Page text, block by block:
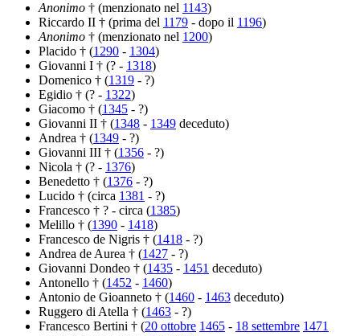
Anonimo † (menzionato nel 1143)
Riccardo II † (prima del 1179 - dopo il 1196)
Anonimo † (menzionato nel 1200)
Placido † (1290 - 1304)
Giovanni I † (? - 1318)
Domenico † (1319 - ?)
Egidio † (? - 1322)
Giacomo † (1345 - ?)
Giovanni II † (1348 - 1349 deceduto)
Andrea † (1349 - ?)
Giovanni III † (1356 - ?)
Nicola † (? - 1376)
Benedetto † (1376 - ?)
Lucido † (circa 1381 - ?)
Francesco † ? - circa (1385)
Melillo † (1390 - 1418)
Francesco de Nigris † (1418 - ?)
Andrea de Aurea † (1427 - ?)
Giovanni Dondeo † (1435 - 1451 deceduto)
Antonello † (1452 - 1460)
Antonio de Gioanneto † (1460 - 1463 deceduto)
Ruggero di Atella † (1463 - ?)
Francesco Bertini † (20 ottobre 1465 - 18 settembre 1471